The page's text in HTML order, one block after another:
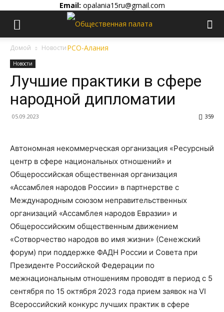
Email: opalania15ru@gmail.com
Домой Новости
Новости
Лучшие практики в сфере
народной дипломатии
05.09.2023 359
Автономная некоммерческая организация «Ресурсный
центр в сфере национальных отношений» и
Общероссийская общественная организация
«Ассамблея народов России» в партнерстве с
Международным союзом неправительственных
организаций «Ассамблея народов Евразии» и
Общероссийским общественным движением
«Сотворчество народов во имя жизни» (Сенежский
форум) при поддержке ФАДН России и Совета при
Президенте Российской Федерации по
межнациональным отношениям проводят в период с 5
сентября по 15 октября 2023 года прием заявок на VI
Всероссийский конкурс лучших практик в сфере